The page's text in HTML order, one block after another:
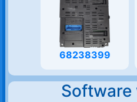
68238399
Software